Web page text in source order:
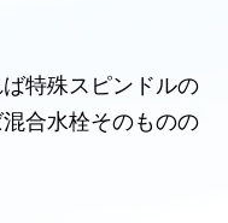
特殊スピンドルの
合水栓そのものの